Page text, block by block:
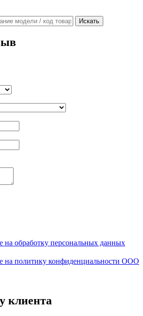
Искать
на обработку персональных данных
на политику конфиденциальности ООО
клиента